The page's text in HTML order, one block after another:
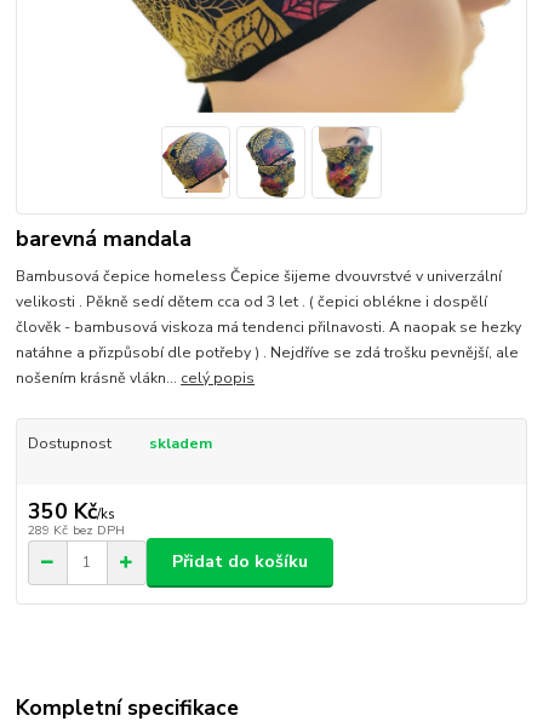
barevná mandala
Bambusová čepice homeless Čepice šijeme dvouvrstvé v univerzální
velikosti . Pěkně sedí dětem cca od 3 let . ( čepici oblékne i dospělí
člověk - bambusová viskoza má tendenci přilnavosti. A naopak se hezky
natáhne a přizpůsobí dle potřeby ) . Nejdříve se zdá trošku pevnější, ale
nošením krásně vlákn... celý popis
Dostupnost skladem
350 Kč/ks
289 Kč bez DPH
Přidat do košíku
Kompletní specifikace